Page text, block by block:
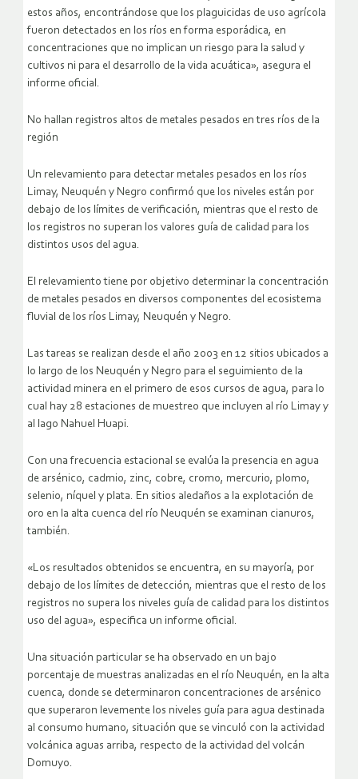
estos años, encontrándose que los plaguicidas de uso agrícola
fueron detectados en los ríos en forma esporádica, en
concentraciones que no implican un riesgo para la salud y
cultivos ni para el desarrollo de la vida acuática», asegura el
informe oficial.
No hallan registros altos de metales pesados en tres ríos de la
región
Un relevamiento para detectar metales pesados en los ríos
Limay, Neuquén y Negro confirmó que los niveles están por
debajo de los límites de verificación, mientras que el resto de
los registros no superan los valores guía de calidad para los
distintos usos del agua.
El relevamiento tiene por objetivo determinar la concentración
de metales pesados en diversos componentes del ecosistema
fluvial de los ríos Limay, Neuquén y Negro.
Las tareas se realizan desde el año 2003 en 12 sitios ubicados a
lo largo de los Neuquén y Negro para el seguimiento de la
actividad minera en el primero de esos cursos de agua, para lo
cual hay 28 estaciones de muestreo que incluyen al río Limay y
al lago Nahuel Huapi.
Con una frecuencia estacional se evalúa la presencia en agua
de arsénico, cadmio, zinc, cobre, cromo, mercurio, plomo,
selenio, níquel y plata. En sitios aledaños a la explotación de
oro en la alta cuenca del río Neuquén se examinan cianuros,
también.
«Los resultados obtenidos se encuentra, en su mayoría, por
debajo de los límites de detección, mientras que el resto de los
registros no supera los niveles guía de calidad para los distintos
uso del agua», especifica un informe oficial.
Una situación particular se ha observado en un bajo
porcentaje de muestras analizadas en el río Neuquén, en la alta
cuenca, donde se determinaron concentraciones de arsénico
que superaron levemente los niveles guía para agua destinada
al consumo humano, situación que se vinculó con la actividad
volcánica aguas arriba, respecto de la actividad del volcán
Domuyo.